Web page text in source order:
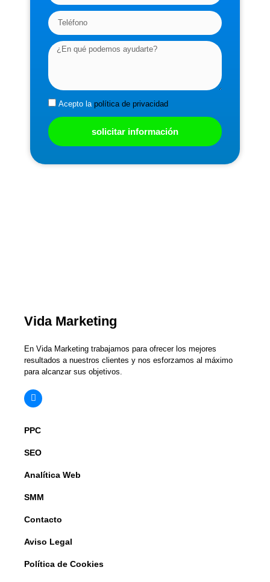
Acepto la política de privacidad
solicitar información
Vida Marketing
En Vida Marketing trabajamos para ofrecer los mejores
resultados a nuestros clientes y nos esforzamos al máximo
para alcanzar sus objetivos.
PPC
SEO
Analítica Web
SMM
Contacto
Aviso Legal
Política de Cookies